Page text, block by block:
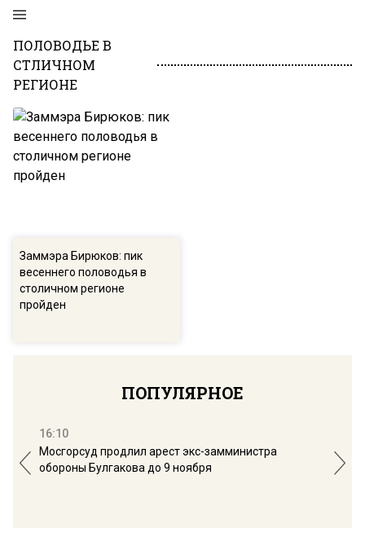
ПОЛОВОДЬЕ В
СТЛИЧНОМ
РЕГИОНЕ
Заммэра Бирюков: пик
весеннего половодья в
столичном регионе
пройден
ПОПУЛЯРНОЕ
16:10
Мосгорсуд продлил арест экс-замминистра
обороны Булгакова до 9 ноября